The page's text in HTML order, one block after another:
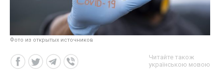
Фото из открытых источников
Читайте також
українською мовою